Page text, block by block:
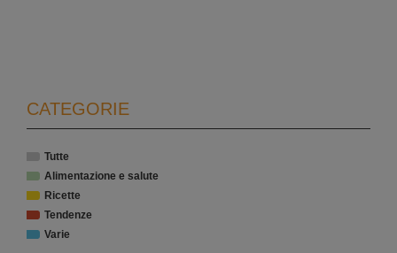
CATEGORIE
Tutte
Alimentazione e salute
Ricette
Tendenze
Varie